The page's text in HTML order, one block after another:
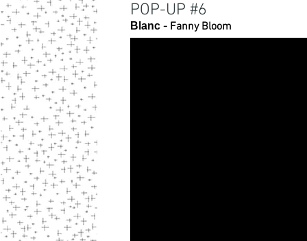
POP-UP #6
Blanc - Fanny Bloom